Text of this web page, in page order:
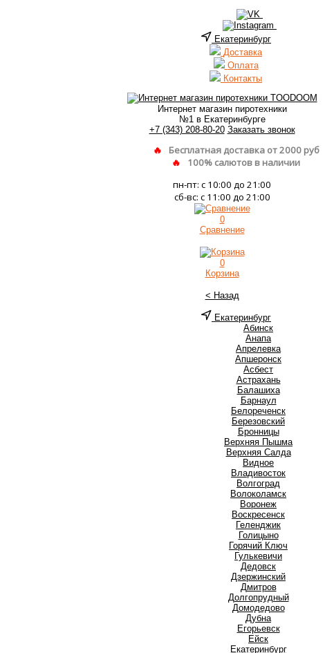
Екатеринбург
Доставка
Оплата
Контакты
Интернет магазин пиротехники
№1 в Екатеринбурге
+7 (343) 208-80-20 Заказать звонок
Бесплатная доставка от 2000 руб
100% салютов в наличии
пн-пт: с 10:00 до 21:00
сб-вс: с 11:00 до 21:00
0
Сравнение
0
Корзина
< Назад
Екатеринбург
Абинск
Анапа
Апрелевка
Апшеронск
Асбест
Астрахань
Балашиха
Барнаул
Белореченск
Березовский
Бронницы
Верхняя Пышма
Верхняя Салда
Видное
Владивосток
Волгоград
Волоколамск
Воронеж
Воскресенск
Геленджик
Голицыно
Горячий Ключ
Гулькевичи
Дедовск
Дзержинский
Дмитров
Долгопрудный
Домодедово
Дубна
Егорьевск
Ейск
Екатеринбург